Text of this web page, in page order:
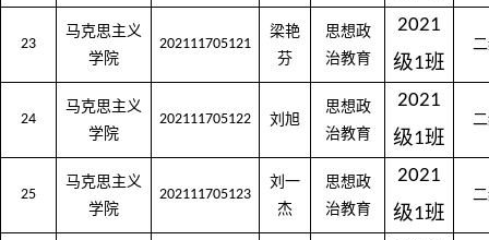
23
马克思主义
学院
202111705121
梁艳
芬
思想政
治教育
2021
级1班
24
马克思主义
学院
202111705122 刘旭
思想政
治教育
2021
级1班
25
马克思主义
学院
202111705123
刘一
杰
思想政
治教育
2021
级1班